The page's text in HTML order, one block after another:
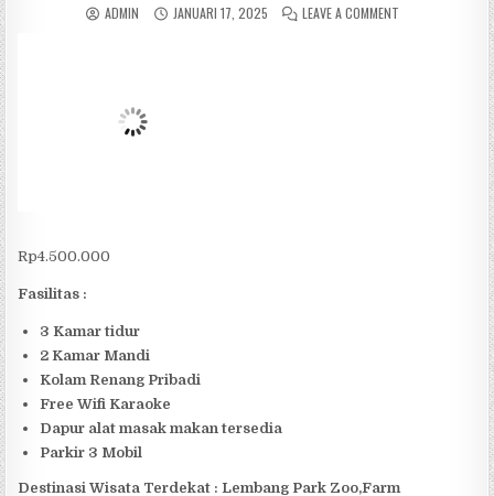
AUTHOR:
ADMIN PUBLISHED DATE:
JANUARI 17, 2025 LEAVE A COMMENTON VILLA YUCCA
Rp4.500.000
Fasilitas :
3 Kamar tidur
2 Kamar Mandi
Kolam Renang Pribadi
Free Wifi Karaoke
Dapur alat masak makan tersedia
Parkir 3 Mobil
Destinasi Wisata Terdekat : Lembang Park Zoo,Farm